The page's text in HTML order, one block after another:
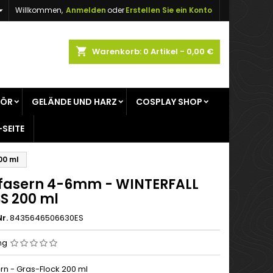
Willkommen, AnmeldenoderErstellen Sie ein Konto
shopping_cart Warenkorb: 0 Artikel - 0,00 €
GELÄNDE UND HARZ COSPLAY SHOP
ml
4-6mm - WINTERFALL
200 ml
8435646506630ES
- Gras-Flock 200 ml